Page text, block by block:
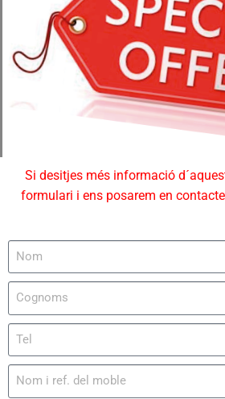
Si desitjes més informació
formulari i ens posarem en